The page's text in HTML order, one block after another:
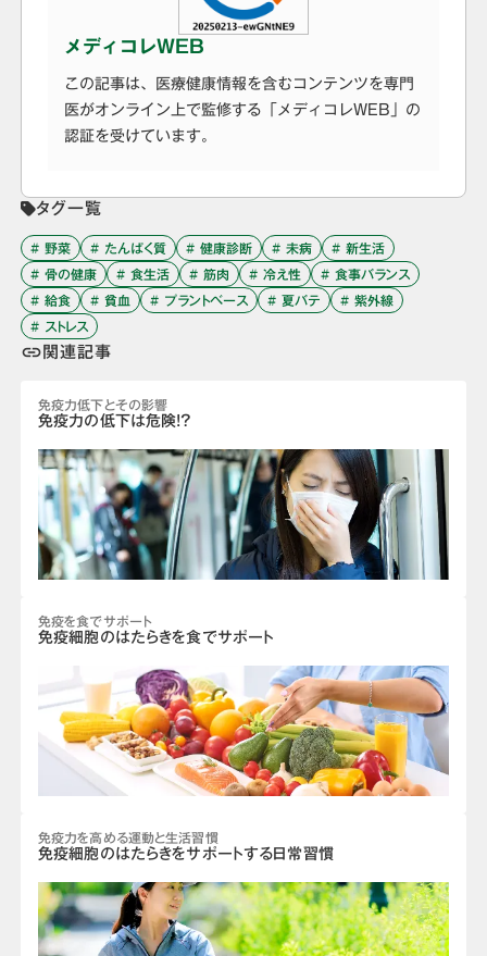
メディコレWEB
この記事は、医療健康情報を含むコンテンツを専門
医がオンライン上で監修する「メディコレWEB」の
認証を受けています。
タグ一覧
# 野菜 # たんぱく質 # 健康診断 # 未病
# 新生活
# 骨の健康
# 食生活 # 筋肉 # 冷え性
# 食事バランス
# 給食
# 貧血 # プラントベース # 夏バテ
# 紫外線
# ストレス
link関連記事
免疫力低下とその影響
免疫力の低下は危険!?
免疫を食でサポート
免疫細胞のはたらきを食でサポート
免疫力を高める運動と生活習慣
免疫細胞のはたらきをサポートする日常習慣